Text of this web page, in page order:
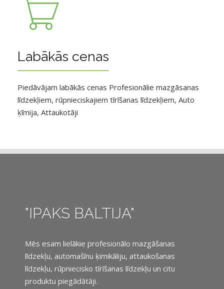
Labākās cenas
Piedāvājam labākās cenas Profesionālie mazgāsanas
līdzekļiem, rūpnieciskajiem tīrīšanas līdzekļiem, Auto
ķīmija, Attaukotāji
"IPAKS BALTIJA"
Mēs esam lielākie profesionālo mazgāšanas
līdzekļu, automašīnu ķimikāliju, attaukošanas
līdzekļu, rūpniecisko tīrīšanas līdzekļu un citu
produktu piegādātāji.